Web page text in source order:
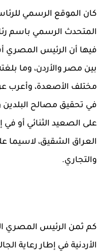
كان الموقع الرسمي
المتحدث الرسمي باسم
فيها أن الرئيس المصري
بين مصر والأردن، وما
مختلف الأصعدة، وأعرب
في تحقيق مصالح
على الصعيد الثنائي أو في
العراق الشقيق، لاسيما
والتجاري.
كم ثمن الرئيس المصري
الأردنية في إطار رعاية